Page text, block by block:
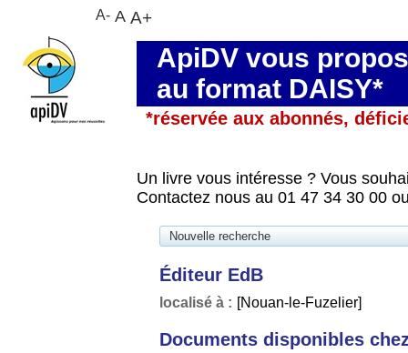
ApiDV vous
au format DAISY*
*réservée aux abonnés,
Un livre vous intéresse ? Vous
Contactez nous au 01 47 34 30 00
Nouvelle recherche
Éditeur EdB
localisé à : [Nouan-le-Fuzelier]
Documents disponibles
A- A A+